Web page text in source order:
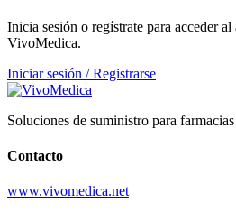
Inicia sesión o regístrate para acceder
VivoMedica.
Iniciar sesión / Registrarse
Soluciones de suministro para
Contacto
www.vivomedica.net